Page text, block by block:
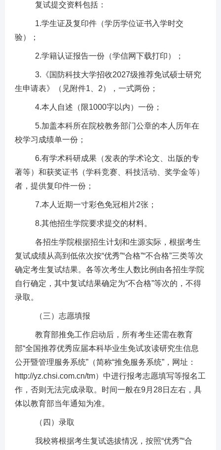
复试提交资料包括：
1.学生证及复印件（学历学位证书入学时交
验）；
2.学籍认证报告一份（学信网下载打印）；
3. 《国防科技大学招收2027级推荐免试硕士研究
生申请表》（见附件1、2），一式两份；
4.本人自述（限1000字以内）一份；
5.加盖本科所在院校教务部门公章的本人历年在
校学习成绩单一份；
6.有学术科研成果（发表的学术论文、出版的专
著等）和获奖证书（学科竞赛、科技活动、奖学金等）
者，提供复印件一份；
7.本人近期一寸彩色免冠相片2张 ；
8.其他招生学院要求提交的材料。
各招生学院根据招生计划和生源实际，根据考生
复试成绩从高到低依次按“优秀”“合格”“不合格”三类等次
确定考生复试结果。各等次考生人数比例由各招生学院
自行确定，其中复试结果确定为“不合格”等次的，不得
录取。
（三）志愿填报
教育部推免工作启动后， 所有考生还需在教育
部“全国推荐优秀应届本科毕业生免试攻读研究生信息
公开暨管理服务系统”（简称“推免服务系统” ，网址：
http://yz.chsi.com.cn/tm）中进行报考志愿填写等报名工
作，否则无法完成录取。 时间一般在9月28日左右，具
体以教育部当年通知为准。
（四）录取
我校将根据考生复试选拔情况，按照“优秀”“合